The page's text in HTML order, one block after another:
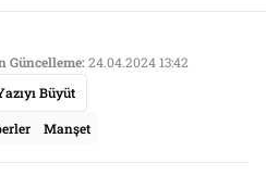
Güncelleme:24.04.2024 13:42
Büyüt
Manşet